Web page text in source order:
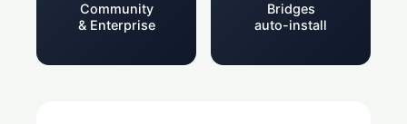
Community
& Enterprise
Bridges
auto-install